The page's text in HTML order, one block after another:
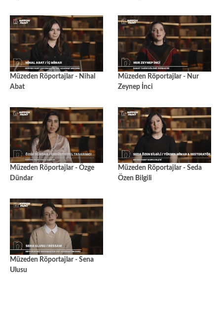
Müzeden Röportajlar - Nihal
Abat
Müzeden Röportajlar - Nur
Zeynep İnci
Müzeden Röportajlar - Özge
Dündar
Müzeden Röportajlar - Seda
Özen Bilgili
Müzeden Röportajlar - Sena
Ulusu